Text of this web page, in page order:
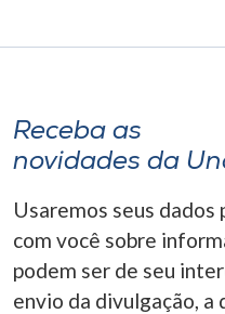
Receba as
novidades da
Usaremos seus
com você sobre
podem ser de seu
envio da divulgação, a